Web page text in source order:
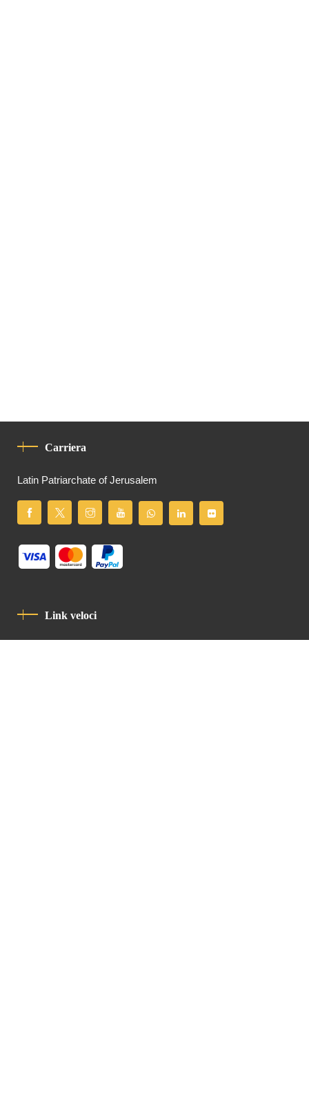
Carriera
Latin Patriarchate of Jerusalem
Link veloci